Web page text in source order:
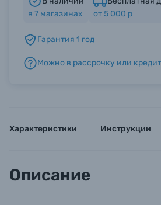
Б/У фототехника
Уценённые товары
в 7 магазинах
от 5 000 р
Гарантия 1 год
Можно в рассрочку или кредит
Характеристики Инструкции
Описание